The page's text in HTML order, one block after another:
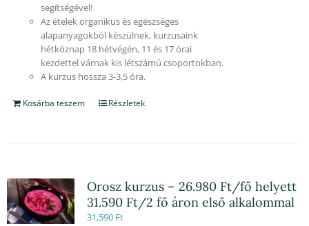
segítségével!
Az ételek organikus és egészséges
alapanyagokból készülnek, kurzusaink
hétköznap 18 hétvégén, 11 és 17 órai
kezdettel várnak kis létszámú csoportokban.
A kurzus hossza 3-3,5 óra.
Kosárba teszem Részletek
Orosz kurzus – 26.980 Ft/fő helyett
31.590 Ft/2 fő áron első alkalommal
31,590 Ft